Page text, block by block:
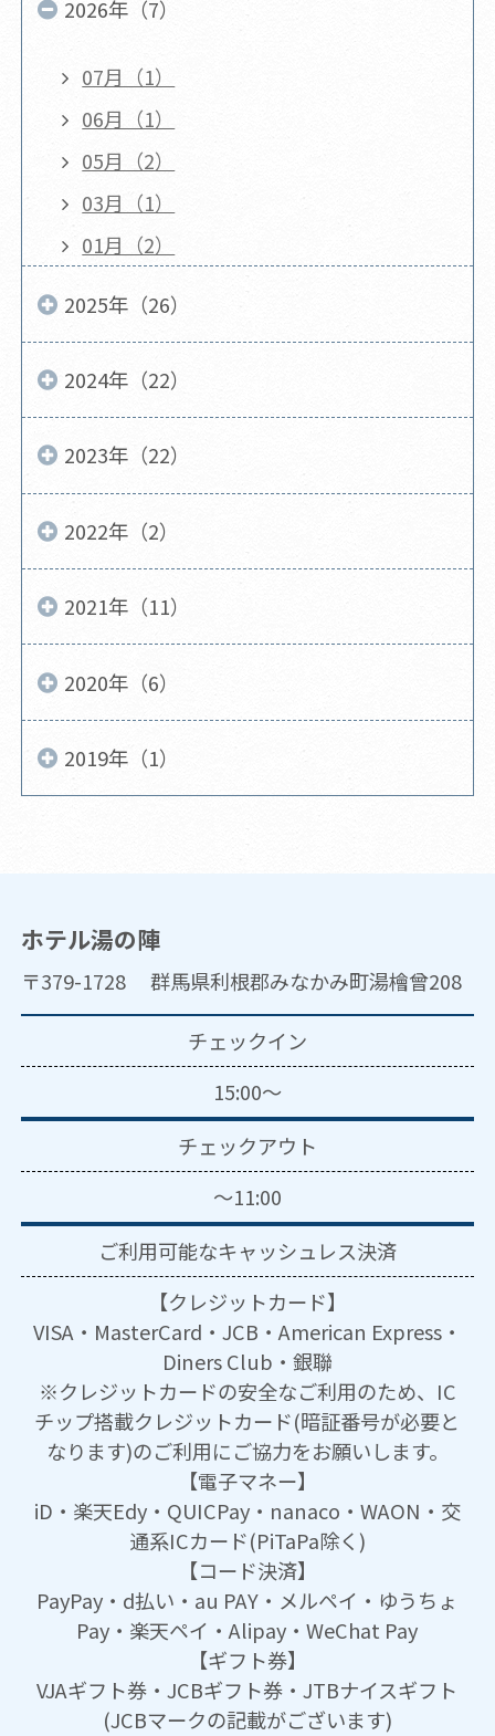
2026年（7）
07月（1）
06月（1）
05月（2）
03月（1）
01月（2）
2025年（26）
2024年（22）
2023年（22）
2022年（2）
2021年（11）
2020年（6）
2019年（1）
ホテル湯の陣
〒379-1728 群馬県利根郡みなかみ町湯檜曾208
チェックイン
15:00～
チェックアウト
～11:00
ご利用可能なキャッシュレス決済
【クレジットカード】
VISA・MasterCard・JCB・American Express・
Diners Club・銀聯
※クレジットカードの安全なご利用のため、IC
チップ搭載クレジットカード(暗証番号が必要と
なります)のご利用にご協力をお願いします。
【電子マネー】
iD・楽天Edy・QUICPay・nanaco・WAON・交
通系ICカード(PiTaPa除く)
【コード決済】
PayPay・d払い・au PAY・メルペイ・ゆうちょ
Pay・楽天ペイ・Alipay・WeChat Pay
【ギフト券】
VJAギフト券・JCBギフト券・JTBナイスギフト
(JCBマークの記載がございます)